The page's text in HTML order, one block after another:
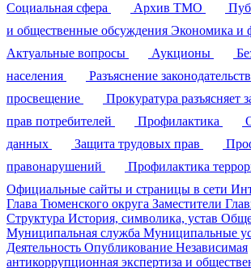
Социальная сфера
Архив ТМО
и общественные обсуждения Экономика и
Актуальные вопросы
Аукционы
населения
Разъяснение
просвещение
Прокуратура разъясняет
прав потребителей
Профилактика
данных
Защита трудовых прав
правонарушений
Профилактика
Официальные сайты и страницы в сети
Глава Тюменского округа Заместители
Структура История, символика, устав
Муниципальная служба Муниципальные
Деятельность Опубликование Независимая
антикоррупционная экспертиза и